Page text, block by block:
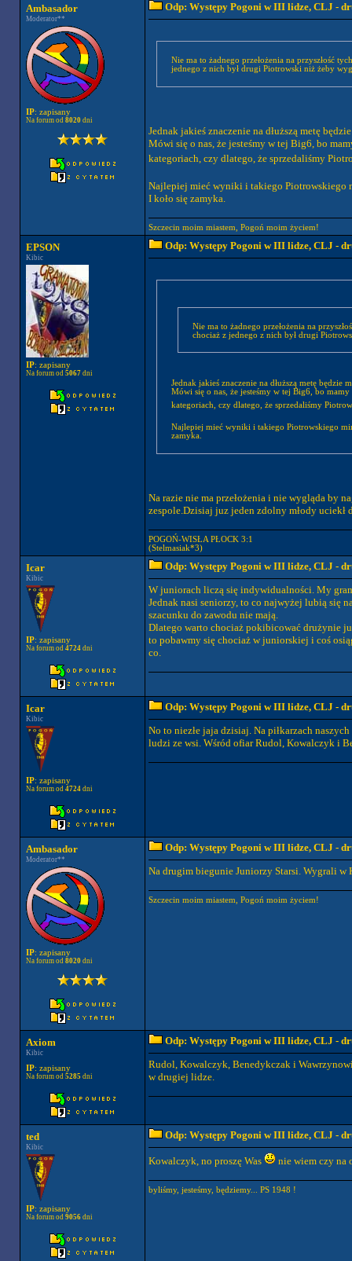
Ambasador
Moderator**
IP: zapisany
Na forum od 8020dni
Odp: Występy Pogoni w III lidze, CLJ -
Nie ma to żadnego przełożenia na przyszłość
jednego z nich był drugi Piotrowski niż żeby
Jednak jakieś znaczenie na dłuższą metę
Mówi się o nas, że jesteśmy w tej Big6, bo
kategoriach, czy dlatego, że sprzedaliśmy
Najlepiej mieć wyniki i takiego Piotrowskiego
I koło się zamyka.
Szczecin moim miastem, Pogoń moim życiem!
EPSON
Kibic
IP: zapisany
Na forum od 5067dni
Odp: Występy Pogoni w III lidze, CLJ -
Nie ma to żadnego przełożenia na
chociaż z jednego z nich był drugi
Jednak jakieś znaczenie na dłuższą metę będzie
Mówi się o nas, że jesteśmy w tej Big6, bo
kategoriach, czy dlatego, że sprzedaliśmy
Najlepiej mieć wyniki i takiego Piotrowskiego
zamyka.
Na razie nie ma przełożenia i nie wygląda by
zespole.Dzisiaj juz jeden zdolny młody
POGOŃ-WISŁA PŁOCK 3:1
(Stelmasiak*3)
Icar
Kibic
IP: zapisany
Na forum od 4724dni
Odp: Występy Pogoni w III lidze, CLJ -
W juniorach liczą się indywidualności. My
Jednak nasi seniorzy, to co najwyżej lubią się
szacunku do zawodu nie mają.
Dlatego warto chociaż pokibicować drużynie
to pobawmy się chociaż w juniorskiej i coś
co.
Icar
Kibic
IP: zapisany
Na forum od 4724dni
Odp: Występy Pogoni w III lidze, CLJ -
No to niezłe jaja dzisiaj. Na piłkarzach
ludzi ze wsi. Wśród ofiar Rudol, Kowalczyk i
Ambasador
Moderator**
IP: zapisany
Na forum od 8020dni
Odp: Występy Pogoni w III lidze, CLJ -
Na drugim biegunie Juniorzy Starsi. Wygrali w
Szczecin moim miastem, Pogoń moim życiem!
Axiom
Kibic
IP: zapisany
Na forum od 5285dni
Odp: Występy Pogoni w III lidze, CLJ -
Rudol, Kowalczyk, Benedykczak i
w drugiej lidze.
ted
Kibic
IP: zapisany
Na forum od 9056dni
Odp: Występy Pogoni w III lidze, CLJ -
Kowalczyk, no proszę Was nie wiem czy na
byliśmy, jesteśmy, będziemy... PS 1948 !